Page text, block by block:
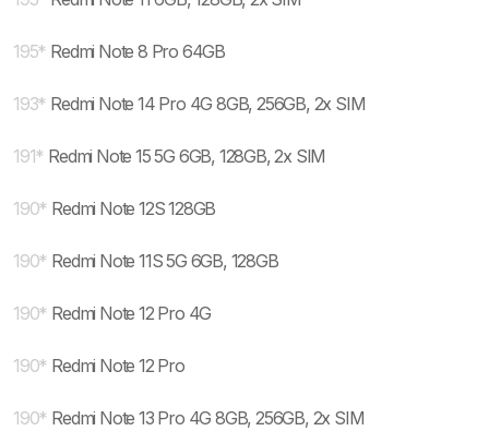
195* Redmi Note 8 Pro 64GB
193* Redmi Note 14 Pro 4G 8GB, 256GB, 2x SIM
191* Redmi Note 15 5G 6GB, 128GB, 2x SIM
190* Redmi Note 12S 128GB
190* Redmi Note 11S 5G 6GB, 128GB
190* Redmi Note 12 Pro 4G
190* Redmi Note 12 Pro
190* Redmi Note 13 Pro 4G 8GB, 256GB, 2x SIM